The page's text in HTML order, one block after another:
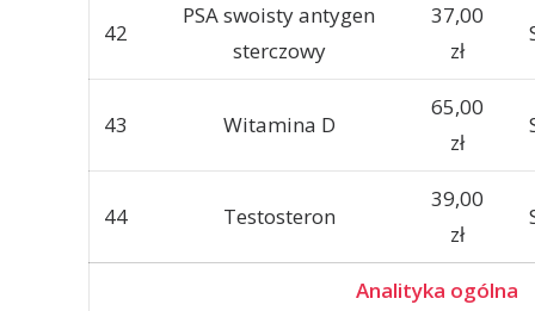
42
PSA swoisty antygen
sterczowy
37,00
zł
43 Witamina D
65,00
zł
44 Testosteron
39,00
zł
Analityka ogólna